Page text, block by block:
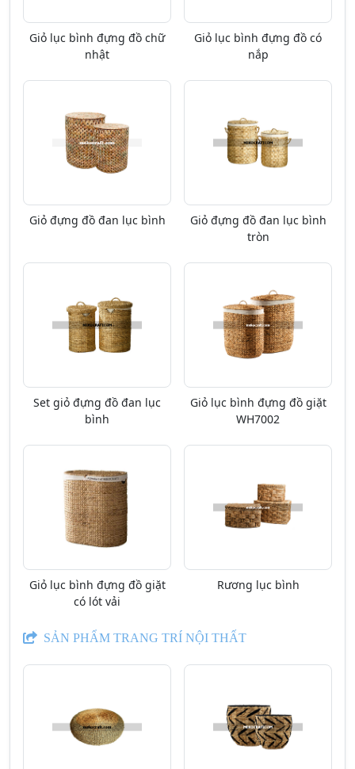
Giỏ lục bình đựng đồ chữ
nhật
Giỏ lục bình đựng đồ có
nắp
Giỏ đựng đồ đan lục bình
Giỏ đựng đồ đan lục bình
tròn
Set giỏ đựng đồ đan lục
bình
Giỏ lục bình đựng đồ giặt
WH7002
Giỏ lục bình đựng đồ giặt
có lót vải
Rương lục bình
SẢN PHẨM TRANG TRÍ NỘI THẤT